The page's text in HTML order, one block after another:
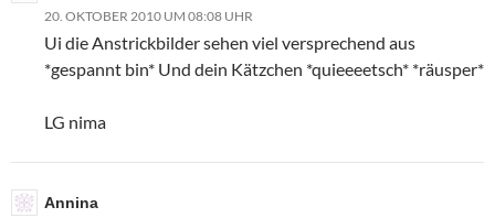
20. OKTOBER 2010 UM 08:08 UHR
Ui die Anstrickbilder sehen viel versprechend aus
*gespannt bin* Und dein Kätzchen *quieeeetsch* *räusper*
LG nima
Annina